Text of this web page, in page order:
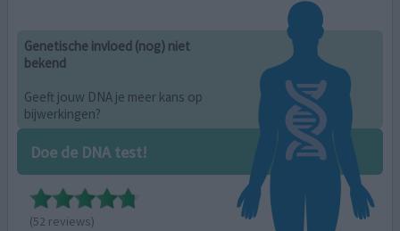
Genetische invloed (nog) niet
bekend
Geeft jouw DNA je meer kans op
bijwerkingen?
Doe de DNA test!
(52 reviews)